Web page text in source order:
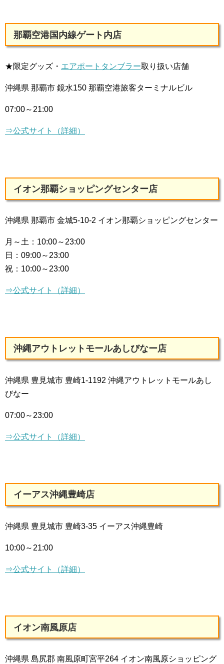
那覇空港国内線ゲート内店
★限定グッズ・ エアポートタンブラー取り扱い店舗
沖縄県 那覇市 鏡水150 那覇空港旅客ターミナルビル
07:00～21:00
⇒公式サイト（詳細）
イオン那覇ショッピングセンター店
沖縄県 那覇市 金城5-10-2 イオン那覇ショッピングセンター
月～土： 10:00～23:00
日： 09:00～23:00
祝： 10:00～23:00
⇒公式サイト（詳細）
沖縄アウトレットモールあしびなー店
沖縄県 豊見城市 豊崎1-1192 沖縄アウトレットモールあし
びなー
07:00～23:00
⇒公式サイト（詳細）
イーアス沖縄豊崎店
沖縄県 豊見城市 豊崎3-35 イーアス沖縄豊崎
10:00～21:00
⇒公式サイト（詳細）
イオン南風原店
沖縄県 島尻郡 南風原町宮平264 イオン南風原ショッピング